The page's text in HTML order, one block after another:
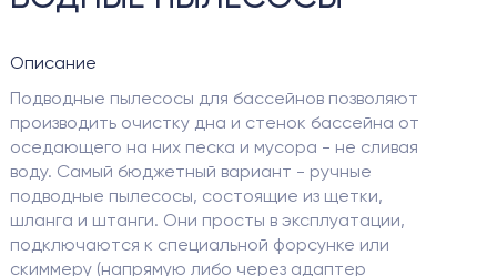
ОБСЛУЖИВАНИЕ
РЕМОНТ
ОБОРУДОВАНИЕ
Описание
Подводные пылесосы для бассейнов позволяют
производить очистку дна и стенок бассейна от
оседающего на них песка и мусора - не сливая
воду. Самый бюджетный вариант - ручные
подводные пылесосы, состоящие из щетки,
шланга и штанги. Они просты в эксплуатации,
подключаются к специальной форсунке или
скиммеру (напрямую либо через адаптер